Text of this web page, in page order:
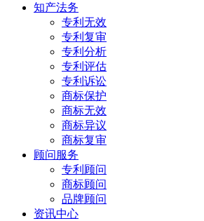
知产法务
专利无效
专利复审
专利分析
专利评估
专利诉讼
商标保护
商标无效
商标异议
商标复审
顾问服务
专利顾问
商标顾问
品牌顾问
资讯中心